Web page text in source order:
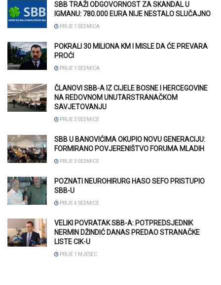
SBB TRAŽI ODGOVORNOST ZA SKANDAL U
IGMANU: 780.000 EURA NIJE NESTALO SLUČAJNO
PRIJE 1 SEDMICA
POKRALI 30 MILIONA KM I MISLE DA ĆE PREVARA
PROĆI
PRIJE 1 SEDMICA
ČLANOVI SBB-A IZ CIJELE BOSNE I HERCEGOVINE
NA REDOVNOM UNUTARSTRANAČKOM
SAVJETOVANJU
PRIJE 3 SEDMICE
SBB U BANOVIĆIMA OKUPIO NOVU GENERACIJU:
FORMIRANO POVJERENIŠTVO FORUMA MLADIH
PRIJE 3 SEDMICE
POZNATI NEUROHIRURG HASO SEFO PRISTUPIO
SBB-U
PRIJE 4 SEDMICE
VELIKI POVRATAK SBB-A: POTPREDSJEDNIK
NERMIN DŽINDIĆ DANAS PREDAO STRANAČKE
LISTE CIK-U
PRIJE 1 MJESEC